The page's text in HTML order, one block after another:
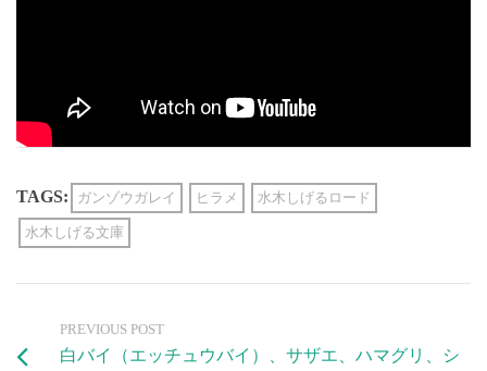
TAGS: ガンゾウガレイ ヒラメ 水木しげるロード
水木しげる文庫
PREVIOUS POST
白バイ（エッチュウバイ）、サザエ、ハマグリ、シ